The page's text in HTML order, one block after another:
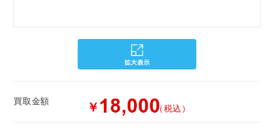
買取金額 ￥ （税込）